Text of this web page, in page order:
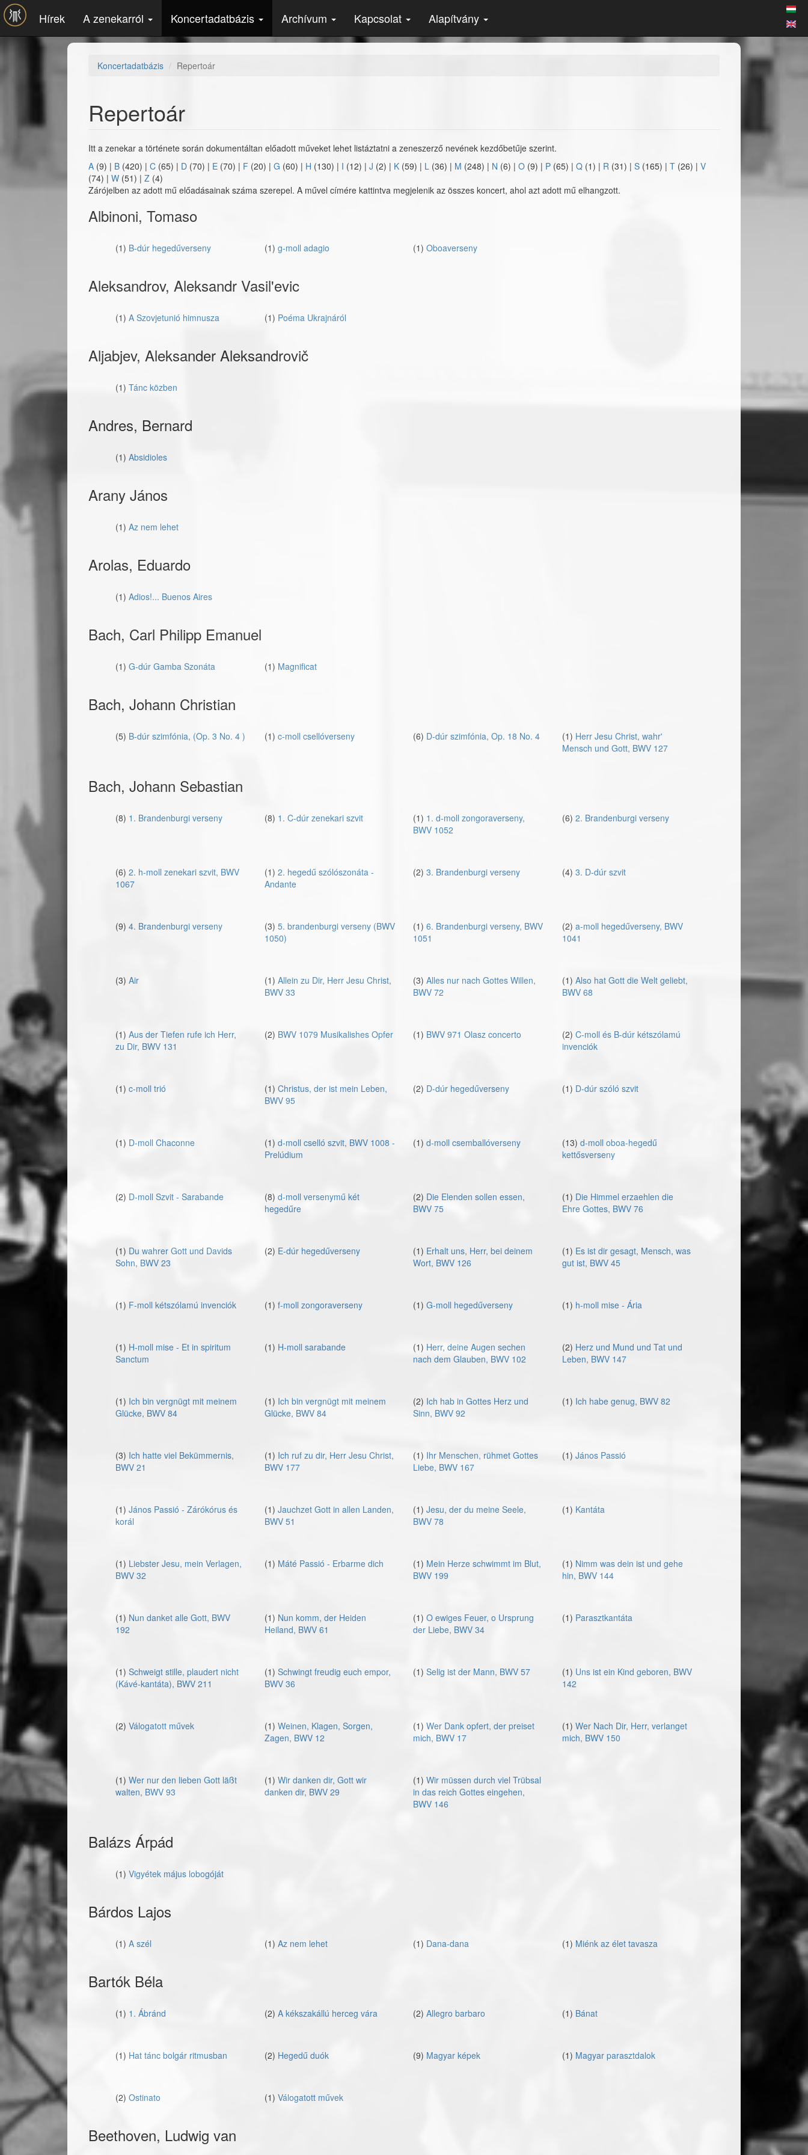
Ugrás a tartalomra
Hírek A zenekarról Koncertadatbázis Archívum Kapcsolat Alapítvány
Koncertadatbázis Repertoár
Repertoár
Itt a zenekar a története során dokumentáltan előadott műveket lehet listáztatni a zeneszerző nevének kezdőbetűje szerint.
A (9) | B (420) | C (65) | D (70) | E (70) | F (20) | G (60) | H (130) | I (12) | J (2) | K (59) | L (36) | M (248) | N (6) | O (9) | P (65) | Q (1) | R (31) | S (165) | T (26) | V
(74) | W (51) | Z (4)
Zárójelben az adott mű előadásainak száma szerepel. A művel címére kattintva megjelenik az összes koncert, ahol azt adott mű elhangzott.
Albinoni, Tomaso
(1) B-dúr hegedűverseny (1) g-moll adagio (1) Oboaverseny
Aleksandrov, Aleksandr Vasil'evic
(1) A Szovjetunió himnusza (1) Poéma Ukrajnáról
Aljabjev, Aleksander Aleksandrovič
(1) Tánc közben
Andres, Bernard
(1) Absidioles
Arany János
(1) Az nem lehet
Arolas, Eduardo
(1) Adios!... Buenos Aires
Bach, Carl Philipp Emanuel
(1) G-dúr Gamba Szonáta (1) Magnificat
Bach, Johann Christian
(5) B-dúr szimfónia, (Op. 3 No. 4 ) (1) c-moll csellóverseny (6) D-dúr szimfónia, Op. 18 No. 4 (1) Herr Jesu Christ, wahr'
Mensch und Gott, BWV 127
Bach, Johann Sebastian
(8) 1. Brandenburgi verseny (8) 1. C-dúr zenekari szvit (1) 1. d-moll zongoraverseny,
BWV 1052
(6) 2. Brandenburgi verseny
(6) 2. h-moll zenekari szvit, BWV
1067
(1) 2. hegedű szóló­szonáta -
Andante
(2) 3. Brandenburgi verseny (4) 3. D-dúr szvit
(9) 4. Brandenburgi verseny (3) 5. brandenburgi verseny (BWV
1050)
(1) 6. Brandenburgi verseny, BWV
1051
(2) a-moll hegedűverseny, BWV
1041
(3) Air (1) Allein zu Dir, Herr Jesu Christ,
BWV 33
(3) Alles nur nach Gottes Willen,
BWV 72
(1) Also hat Gott die Welt geliebt,
BWV 68
(1) Aus der Tiefen rufe ich Herr,
zu Dir, BWV 131
(2) BWV 1079 Musikalishes Opfer (1) BWV 971 Olasz concerto (2) C-moll és B-dúr kétszólamú
invenciók
(1) c-moll trió (1) Christus, der ist mein Leben,
BWV 95
(2) D-dúr hegedűverseny (1) D-dúr szóló szvit
(1) D-moll Chaconne (1) d-moll cselló szvit, BWV 1008 -
Prelúdium
(1) d-moll csemballóverseny (13) d-moll oboa-hegedű
kettősverseny
(2) D-moll Szvit - Sarabande (8) d-moll versenymű két
hegedűre
(2) Die Elenden sollen essen,
BWV 75
(1) Die Himmel erzaehlen die
Ehre Gottes, BWV 76
(1) Du wahrer Gott und Davids
Sohn, BWV 23
(2) E-dúr hegedűverseny (1) Erhalt uns, Herr, bei deinem
Wort, BWV 126
(1) Es ist dir gesagt, Mensch, was
gut ist, BWV 45
(1) F-moll kétszólamú invenciók (1) f-moll zongoraverseny (1) G-moll hegedűverseny (1) h-moll mise - Ária
(1) H-moll mise - Et in spiritum
Sanctum
(1) H-moll sarabande (1) Herr, deine Augen sechen
nach dem Glauben, BWV 102
(2) Herz und Mund und Tat und
Leben, BWV 147
(1) Ich bin vergnügt mit meinem
Glücke, BWV 84
(1) Ich bin vergnügt mit meinem
Glücke, BWV 84
(2) Ich hab in Gottes Herz und
Sinn, BWV 92
(1) Ich habe genug, BWV 82
(3) Ich hatte viel Bekümmernis,
BWV 21
(1) Ich ruf zu dir, Herr Jesu Christ,
BWV 177
(1) Ihr Menschen, rühmet Gottes
Liebe, BWV 167
(1) János Passió
(1) János Passió - Zárókórus és
korál
(1) Jauchzet Gott in allen Landen,
BWV 51
(1) Jesu, der du meine Seele,
BWV 78
(1) Kantáta
(1) Liebster Jesu, mein Verlagen,
BWV 32
(1) Máté Passió - Erbarme dich (1) Mein Herze schwimmt im Blut,
BWV 199
(1) Nimm was dein ist und gehe
hin, BWV 144
(1) Nun danket alle Gott, BWV
192
(1) Nun komm, der Heiden
Heiland, BWV 61
(1) O ewiges Feuer, o Ursprung
der Liebe, BWV 34
(1) Parasztkantáta
(1) Schweigt stille, plaudert nicht
(Kávé-kantáta), BWV 211
(1) Schwingt freudig euch empor,
BWV 36
(1) Selig ist der Mann, BWV 57 (1) Uns ist ein Kind geboren, BWV
142
(2) Válogatott művek (1) Weinen, Klagen, Sorgen,
Zagen, BWV 12
(1) Wer Dank opfert, der preiset
mich, BWV 17
(1) Wer Nach Dir, Herr, verlanget
mich, BWV 150
(1) Wer nur den lieben Gott läßt
walten, BWV 93
(1) Wir danken dir, Gott wir
danken dir, BWV 29
(1) Wir müssen durch viel Trübsal
in das reich Gottes eingehen,
BWV 146
Balázs Árpád
(1) Vigyétek május lobogóját
Bárdos Lajos
(1) A szél (1) Az nem lehet (1) Dana-dana (1) Miénk az élet tavasza
Bartók Béla
(1) 1. Ábránd (2) A kékszakállú herceg vára (2) Allegro barbaro (1) Bánat
(1) Hat tánc bolgár ritmusban (2) Hegedű duók (9) Magyar képek (1) Magyar parasztdalok
(2) Ostinato (1) Válogatott művek
Beethoven, Ludwig van